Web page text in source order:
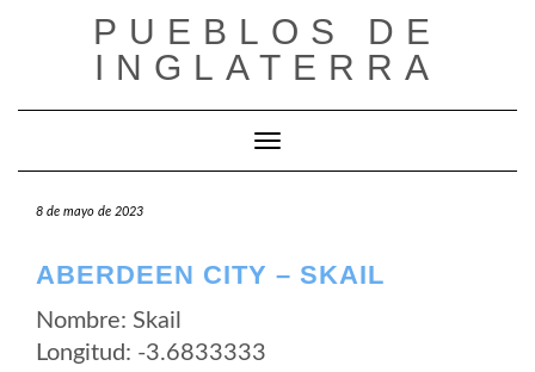
PUEBLOS DE
INGLATERRA
Cambiar modo de navegación
8 de mayo de 2023
ABERDEEN CITY – SKAIL
Nombre: Skail
Longitud: -3.6833333